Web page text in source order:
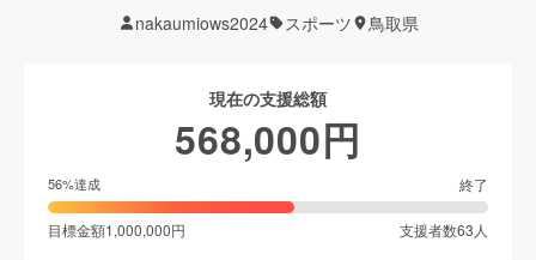
nakaumiows2024 スポーツ 鳥取県
現在の支援総額
568,000円
56%達成 終了
目標金額1,000,000円 支援者数63 人